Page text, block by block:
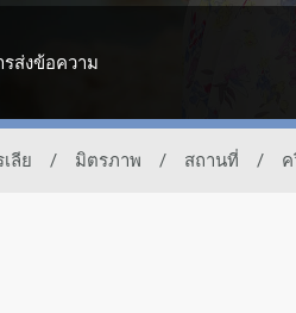
ส่งข้อความ
ลีย / มิตรภาพ / สถานที่ /